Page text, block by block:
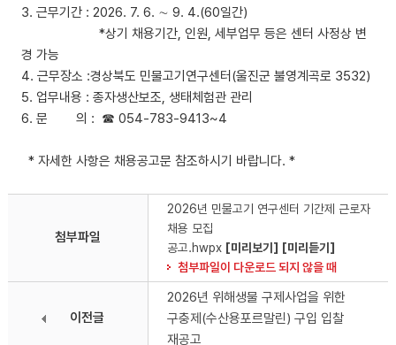
3. 근무기간 : 2026. 7. 6. ∼ 9. 4.(60일간)
*상기 채용기간, 인원, 세부업무 등은 센터 사정상 변
경 가능
4. 근무장소 :경상북도 민물고기연구센터(울진군 불영계곡로 3532)
5. 업무내용 : 종자생산보조, 생태체험관 관리
6. 문 의 : ☎ 054-783-9413~4
* 자세한 사항은 채용공고문 참조하시기 바랍니다. *
첨부파일
2026년 민물고기 연구센터 기간제 근로자
채용 모집
공고.hwpx [미리보기]
[미리듣기]
첨부파일이 다운로드 되지 않을 때
이전글
2026년 위해생물 구제사업을 위한
구충제(수산용포르말린) 구입 입찰
재공고